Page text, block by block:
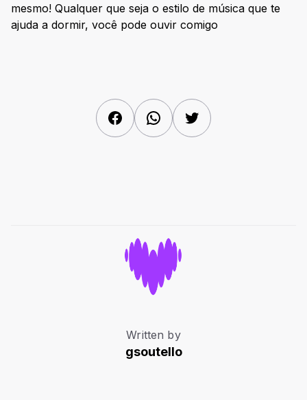
mesmo! Qualquer que seja o estilo de música que te
ajuda a dormir, você pode ouvir comigo
FacebookWhatsAppTwitter
Written by
gsoutello